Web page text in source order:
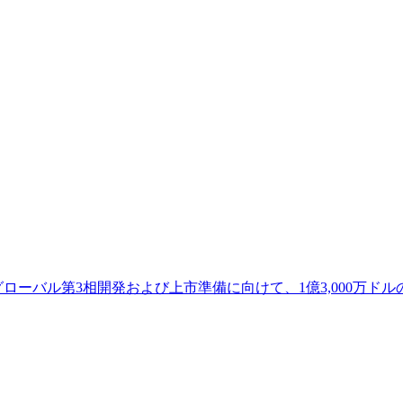
ーバル第3相開発および上市準備に向けて、1億3,000万ド